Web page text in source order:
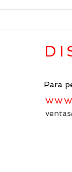
Para